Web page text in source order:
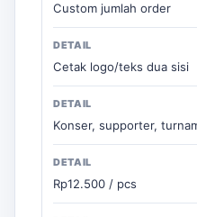
Custom jumlah order
Cetak logo/teks dua sisi
Konser, supporter,
Rp12.500 / pcs